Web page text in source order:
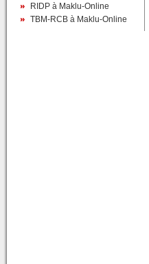
RIDP à Maklu-Online
TBM-RCB à Maklu-Online